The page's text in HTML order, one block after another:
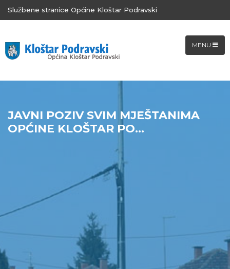
Službene stranice Općine Kloštar Podravski
MENU
JAVNI POZIV SVIM MJEŠTANIMA
OPĆINE KLOŠTAR PO...